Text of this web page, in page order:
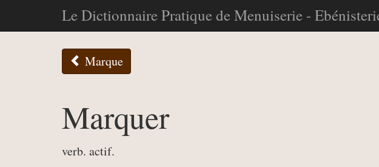
Le Dictionnaire Pratique de Menuiserie -
Marque
Marquer
verb. actif.